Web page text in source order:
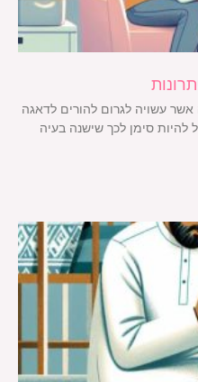
עשויה לגרום להורים לדאגה
להיות סימן לכך שישנה בעיה